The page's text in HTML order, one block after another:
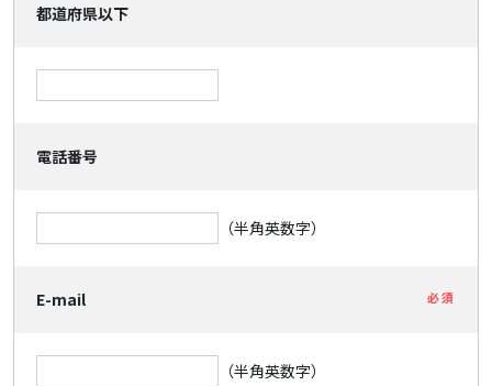
都道府県以下
電話番号
（半角英数字）
必須
E-mail
（半角英数字）